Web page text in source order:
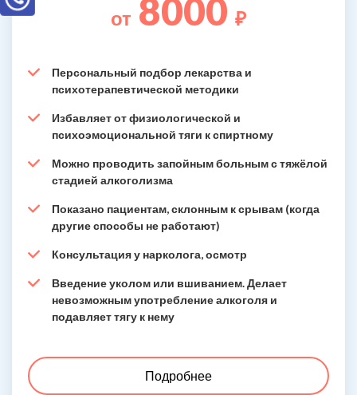
от 8000 ₽
Персональный подбор лекарства и
психотерапевтической методики
Избавляет от физиологической и
психоэмоциональной тяги к спиртному
Можно проводить запойным больным с тяжёлой
стадией алкоголизма
Показано пациентам, склонным к срывам (когда
другие способы не работают)
Консультация у нарколога, осмотр
Введение уколом или вшиванием. Делает
невозможным употребление алкоголя и
подавляет тягу к нему
Подробнее